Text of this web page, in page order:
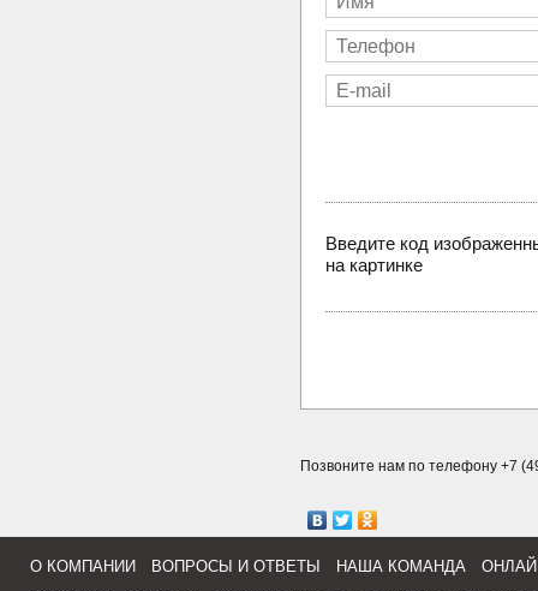
Введите код
на картинке
Позвоните нам по телефону +7
О КОМПАНИИ ВОПРОСЫ И ОТВЕТЫ НАША КОМАНДА